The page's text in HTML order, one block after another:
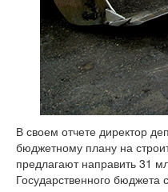
В своем отчете директор
бюджетному плану на
предлагают направить 31
Государственного бюджета